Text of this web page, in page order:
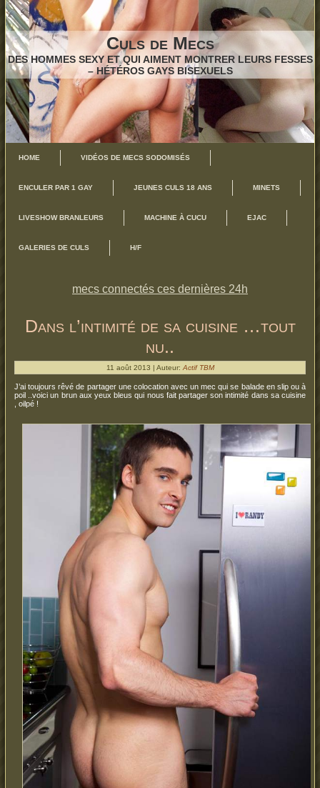
Culs de Mecs
DES HOMMES SEXY ET QUI AIMENT MONTRER LEURS FESSES
– HÉTÉROS GAYS BISEXUELS
HOME VIDÉOS DE MECS SODOMISÉS
ENCULER PAR 1 GAY JEUNES CULS 18 ANS MINETS
LIVESHOW BRANLEURS MACHINE À CUCU EJAC
GALERIES DE CULS H/F
mecs connectés ces dernières 24h
Dans l’intimité de sa cuisine …tout
nu..
11 août 2013 | Auteur: Actif TBM
J’ai toujours rêvé de partager une colocation avec un mec qui se balade en slip ou à
poil ..voici un brun aux yeux bleus qui nous fait partager son intimité dans sa cuisine
, oilpé !